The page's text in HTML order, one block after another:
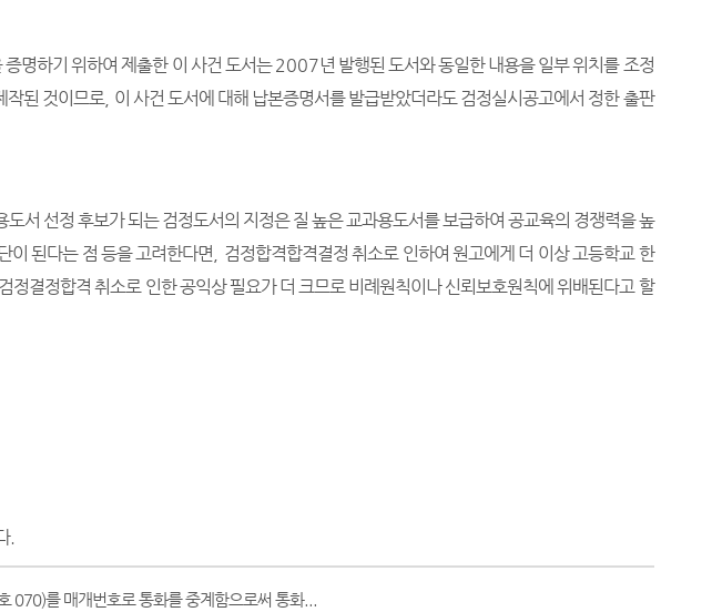
명하기 위하여 제출한 이 사건 도서는2007년 발행된 도서와 동일한 내용을 일부 위치를 조정
작된 것이므로, 이 사건 도서에 대해 납본증명서를 발급받았더라도 검정실시공고에서 정한 출판
도서 선정 후보가 되는 검정도서의 지정은 질 높은 교과용도서를 보급하여 공교육의 경쟁력을 높
이 된다는 점 등을 고려한다면
검정합격합격결정 취소로 인하여 원고에게 더 이상 고등학교 한
정결정합격 취소로 인한 공익상 필요가 더 크므로 비례원칙이나 신뢰보호원칙에 위배된다고 할
.
070)를 매개번호로 통화를 중계함으로써 통화...